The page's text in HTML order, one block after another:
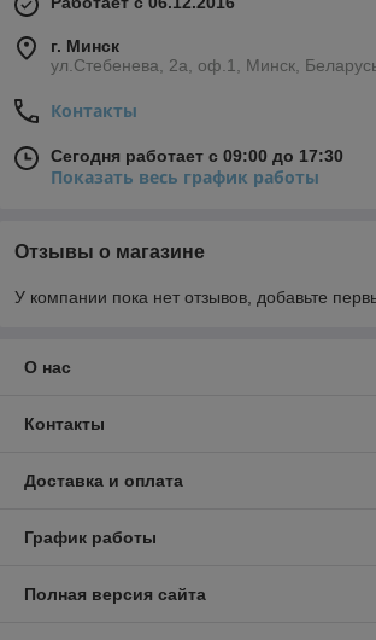
г. Минск
ул.Стебенева, 2а, оф.1, Минск,
Контакты
Сегодня работает с 09:00 до 17:30
Показать весь график работы
Отзывы о магазине
У компании пока нет отзывов, добавьте
О нас
Контакты
Доставка и оплата
График работы
Полная версия сайта